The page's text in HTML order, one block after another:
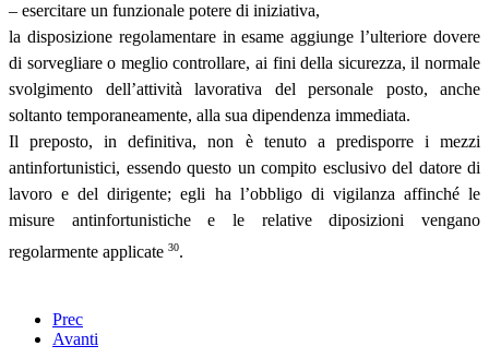
– esercitare un funzionale potere di iniziativa,
la disposizione regolamentare in esame aggiunge l’ulteriore dovere
di sorvegliare o meglio controllare, ai fini della sicurezza, il normale
svolgimento dell’attività lavorativa del personale posto, anche
soltanto temporaneamente, alla sua dipendenza immediata.
Il preposto, in definitiva, non è tenuto a predisporre i mezzi
antinfortunistici, essendo questo un compito esclusivo del datore di
lavoro e del dirigente; egli ha l’obbligo di vigilanza affinché le
misure antinfortunistiche e le relative diposizioni vengano
regolarmente applicate 30.
Prec
Avanti